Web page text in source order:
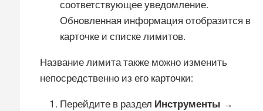
соответствующее уведомление.
Обновленная информация отобразится в
карточке и списке лимитов.
Название лимита также можно изменить
непосредственно из его карточки:
Перейдите в раздел Инструменты →